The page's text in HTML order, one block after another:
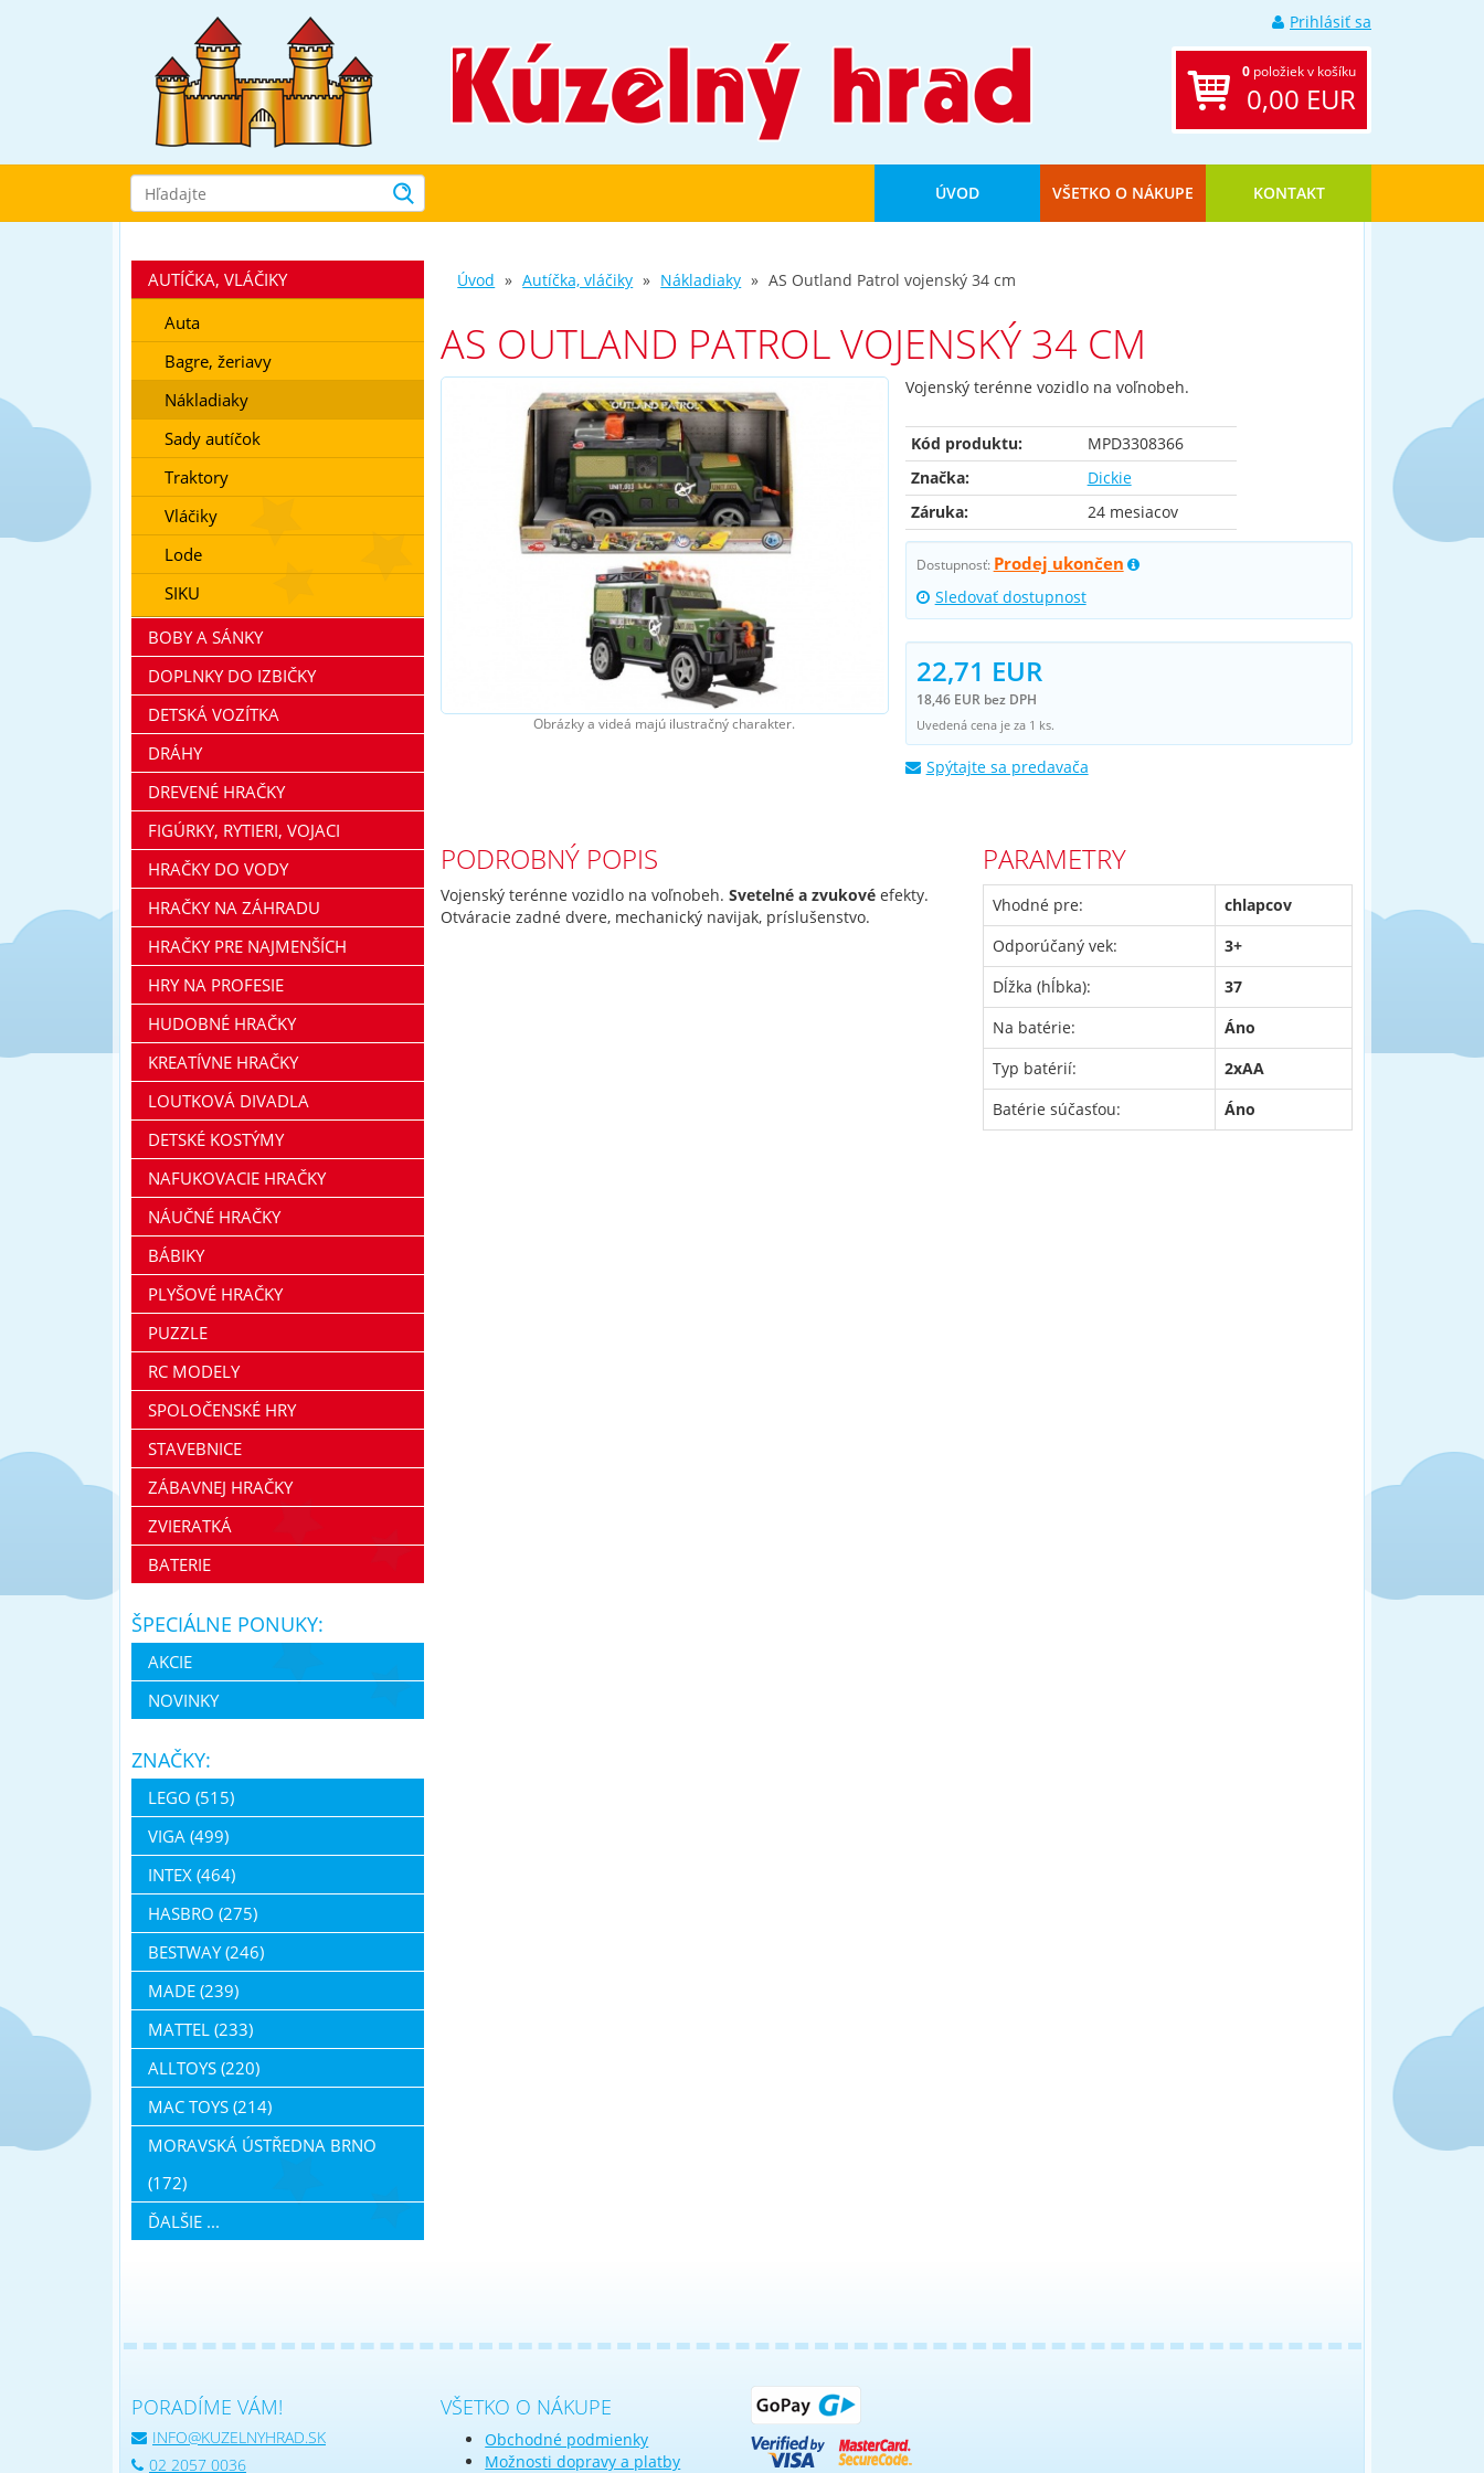
k
Prihlásiť sa
0 položiek v košíku
0,00 EUR
ÚVOD VŠETKO O NÁKUPE KONTAKT
Úvod Autíčka, vláčiky Nákladiaky AS Outland Patrol vojenský 34 cm
AS OUTLAND PATROL VOJENSKÝ 34 CM
Obrázky a videá majú ilustračný charakter.
Vojenský terénne vozidlo na voľnobeh.
Kód produktu:
MPD3308366
Značka:
Dickie
Záruka:
24 mesiacov
Dostupnosť: Prodej ukončen
Sledovať dostupnost
22,71 EUR
18,46 EUR bez DPH
Uvedená cena je za 1 ks.
Spýtajte sa predavača
PODROBNÝ POPIS
Vojenský terénne vozidlo na voľnobeh.Svetelné a zvukové efekty.
Otváracie zadné dvere, mechanický navijak, príslušenstvo.
PARAMETRY
Vhodné pre:
chlapcov
Odporúčaný vek:
3+
Dĺžka (hĺbka):
37
Na batérie:
Áno
Typ batérií:
2xAA
Batérie súčasťou:
Áno
AUTÍČKA, VLÁČIKY
Auta
Bagre, žeriavy
Nákladiaky
Sady autíčok
Traktory
Vláčiky
Lode
SIKU
BOBY A SÁNKY
DOPLNKY DO IZBIČKY
DETSKÁ VOZÍTKA
DRÁHY
DREVENÉ HRAČKY
FIGÚRKY, RYTIERI, VOJACI
HRAČKY DO VODY
HRAČKY NA ZÁHRADU
HRAČKY PRE NAJMENŠÍCH
HRY NA PROFESIE
HUDOBNÉ HRAČKY
KREATÍVNE HRAČKY
LOUTKOVÁ DIVADLA
DETSKÉ KOSTÝMY
NAFUKOVACIE HRAČKY
NÁUČNÉ HRAČKY
BÁBIKY
PLYŠOVÉ HRAČKY
PUZZLE
RC MODELY
SPOLOČENSKÉ HRY
STAVEBNICE
ZÁBAVNEJ HRAČKY
ZVIERATKÁ
BATERIE
ŠPECIÁLNE PONUKY:
AKCIE
NOVINKY
ZNAČKY:
LEGO (515)
VIGA (499)
INTEX (464)
HASBRO (275)
BESTWAY (246)
MADE (239)
MATTEL (233)
ALLTOYS (220)
MAC TOYS (214)
MORAVSKÁ ÚSTŘEDNA BRNO
(172)
ĎALŠIE ...
PORADÍME VÁM!
INFO@KUZELNYHRAD.SK
02 2057 0036
VŠETKO O NÁKUPE
Obchodné podmienky
Možnosti dopravy a platby